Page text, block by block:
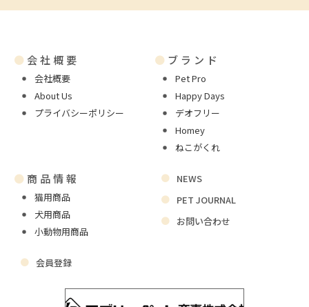
● 会社概要
会社概要
About Us
プライバシーポリシー
● ブランド
Pet Pro
Happy Days
デオフリー
Homey
ねこがくれ
● 商品情報
猫用商品
犬用商品
小動物用商品
NEWS
PET JOURNAL
お問い合わせ
会員登録